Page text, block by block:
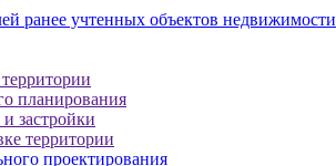
ранее учтенных объектов недвижимости
планирования
застройки
территории
проектирования